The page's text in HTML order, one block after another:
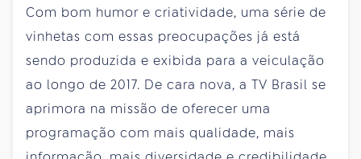
Com bom humor e criatividade, uma série de
vinhetas com essas preocupações já está
sendo produzida e exibida para a veiculação
ao longo de 2017. De cara nova, a TV Brasil se
aprimora na missão de oferecer uma
programação com mais qualidade, mais